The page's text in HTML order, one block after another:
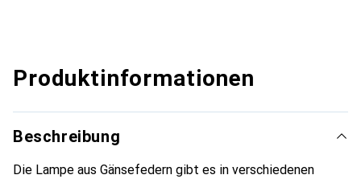
Produktinformationen
Beschreibung
Die Lampe aus Gänsefedern gibt es in verschiedenen